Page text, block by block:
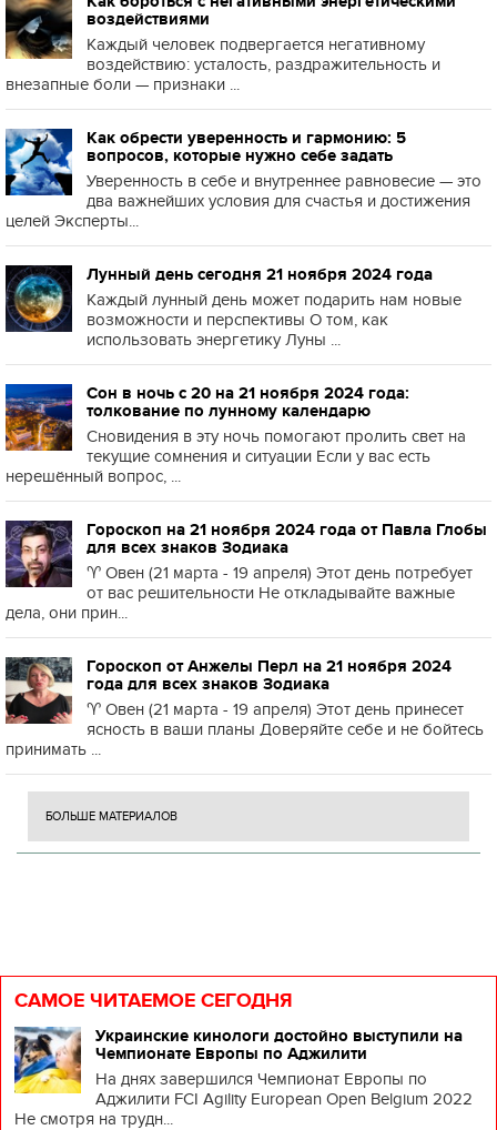
воздействиями
Каждый человек подвергается негативному
воздействию: усталость, раздражительность и
внезапные боли — признаки ...
Как обрести уверенность и гармонию: 5
вопросов, которые нужно себе задать
Уверенность в себе и внутреннее равновесие — это
два важнейших условия для счастья и достижения
целей Эксперты...
Лунный день сегодня 21 ноября 2024 года
Каждый лунный день может подарить нам новые
возможности и перспективы О том, как
использовать энергетику Луны ...
Сон в ночь с 20 на 21 ноября 2024 года:
толкование по лунному календарю
Сновидения в эту ночь помогают пролить свет на
текущие сомнения и ситуации Если у вас есть
нерешённый вопрос, ...
Гороскоп на 21 ноября 2024 года от Павла Глобы
для всех знаков Зодиака
♈️ Овен (21 марта - 19 апреля) Этот день потребует
от вас решительности Не откладывайте важные
дела, они прин...
Гороскоп от Анжелы Перл на 21 ноября 2024
года для всех знаков Зодиака
♈️ Овен (21 марта - 19 апреля) Этот день принесет
ясность в ваши планы Доверяйте себе и не бойтесь
принимать ...
БОЛЬШЕ МАТЕРИАЛОВ
САМОЕ ЧИТАЕМОЕ СЕГОДНЯ
Украинские кинологи достойно выступили на
Чемпионате Европы по Аджилити
На днях завершился Чемпионат Европы по
Аджилити FCI Agility European Open Belgium 2022
Не смотря на трудн...